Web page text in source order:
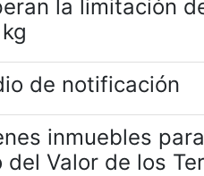
la limitación
de notificación
inmuebles
Valor de los